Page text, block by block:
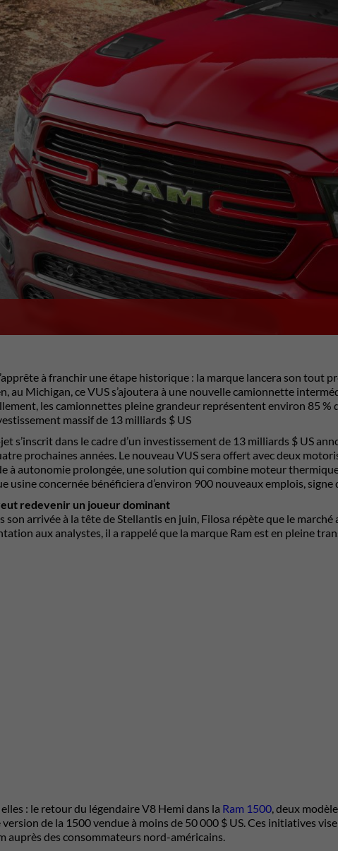
à franchir une étape historique : la marque lancera son tout
au Michigan, ce VUS s’ajoutera à une nouvelle camionnette
les camionnettes pleine grandeur représentent environ 85 %
massif de 13 milliards $ US
s’inscrit dans le cadre d’un investissement de 13 milliards $ US
prochaines années. Le nouveau VUS sera offert avec deux
à autonomie prolongée, une solution qui combine moteur
usine concernée bénéficiera d’environ 900 nouveaux emplois,
redevenir un joueur dominant
son arrivée à la tête de Stellantis en juin, Filosa répète que le
aux analystes, il a rappelé que la marque Ram est en pleine
: le retour du légendaire V8 Hemi dans la Ram 1500, deux
version de la 1500 vendue à moins de 50 000 $ US. Ces initiatives
auprès des consommateurs nord-américains.